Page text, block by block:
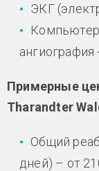
ЭКГ
ангиография
Примерные
Tharandter
Общий
дней) – от